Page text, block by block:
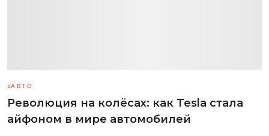
АВТО
Революция на колёсах: как Tesla стала
айфоном в мире автомобилей